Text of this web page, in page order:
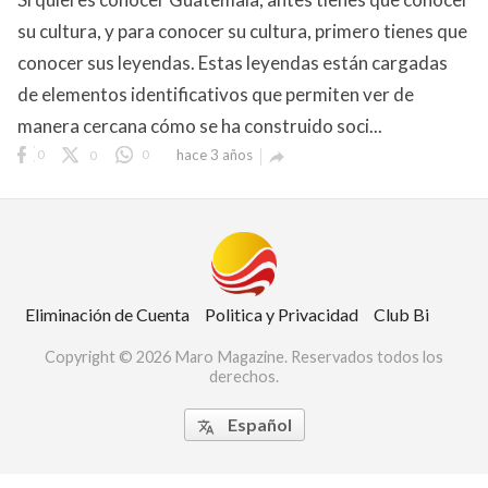
su cultura, y para conocer su cultura, primero tienes que
conocer sus leyendas. Estas leyendas están cargadas
de elementos identificativos que permiten ver de
manera cercana cómo se ha construido soci...
0 0 0 hace 3 años 
Eliminación de Cuenta Politica y Privacidad Club Bi
Copyright © 2026 Maro Magazine. Reservados todos los
derechos.
 Español